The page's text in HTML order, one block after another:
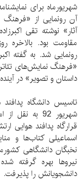
شهریورماه برای
آن رونمایی از
آثار» نوشته تقی
مقاومت بود. بالاخره
رونمایی شد. به گفته
«فرهنگ نمایش‌های
داستان و تصویر» در
تاسیس دانشگاه
شهریور 92
قرارگاه پدافند هوایی
اسماعیلی کتاب‌ها و
نخبگان دانشگاهی
دانشجویانش را پذیرفت.